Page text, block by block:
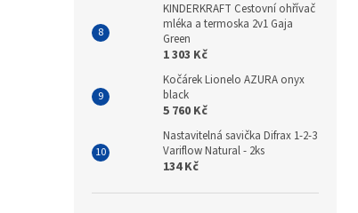
KINDERKRAFT Cestovní ohřívač
mléka a termoska 2v1 Gaja
Green
1 303 Kč
Kočárek Lionelo AZURA onyx
black
5 760 Kč
Nastavitelná savička Difrax 1-2-3
Variflow Natural - 2ks
134 Kč